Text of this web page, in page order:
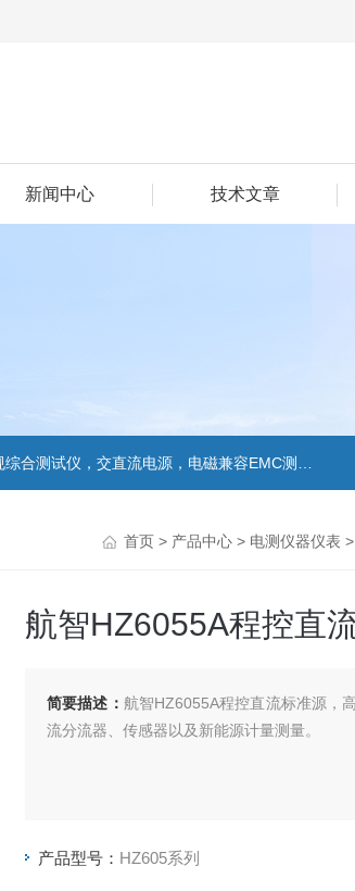
新闻中心 技术文章
电源，电磁兼容EMC测试和EMC整改的解决方案，
首页 > 产品中心 > 电测仪器仪表 >
航智HZ6055A程控直
简要描述： 航智HZ6055A程控直流标准源，
流分流器、传感器以及新能源计量测量。
产品型号： HZ605系列